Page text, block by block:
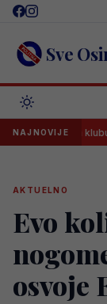
Skip
content Sve
NAJNOVIJE
novom klubu
AKTUELNO
Evo
osvoje